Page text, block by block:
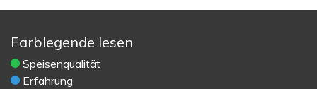
Farblegende lesen
Speisenqualität
Erfahrung